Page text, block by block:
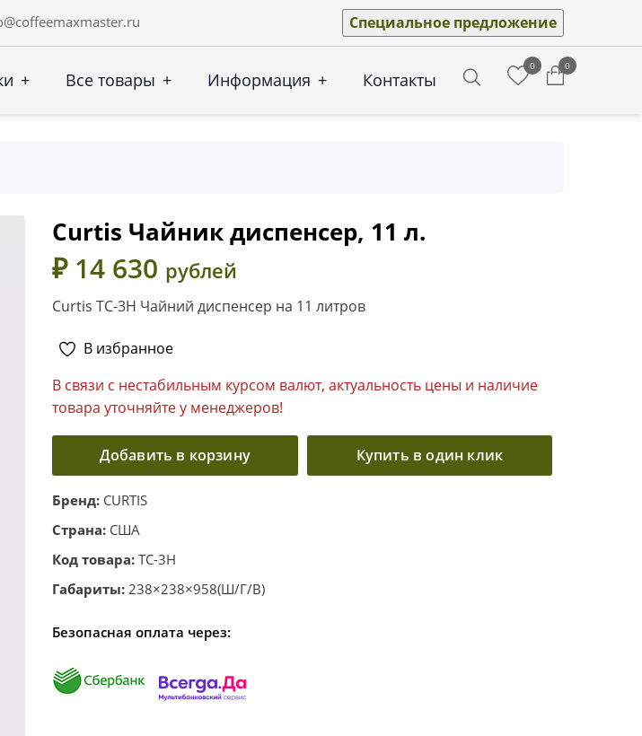
Специальное предложение
+ Все товары + Информация + Контакты
0 0
Curtis Чайник диспенсер, 11 л.
₽ 14 630 рублей
Curtis TC-3H Чайний диспенсер на 11 литров
В избранное
В связи с нестабильным курсом валют, актуальность цены и наличие
товара уточняйте у менеджеров!
Добавить в корзину Купить в один клик
Бренд: CURTIS
Страна: США
Код товара: TC-3H
Габариты: 238×238×958(Ш/Г/В)
Безопасная оплата через: